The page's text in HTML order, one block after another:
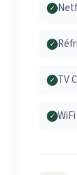
✓
✓
✓ TV
✓ WiFi